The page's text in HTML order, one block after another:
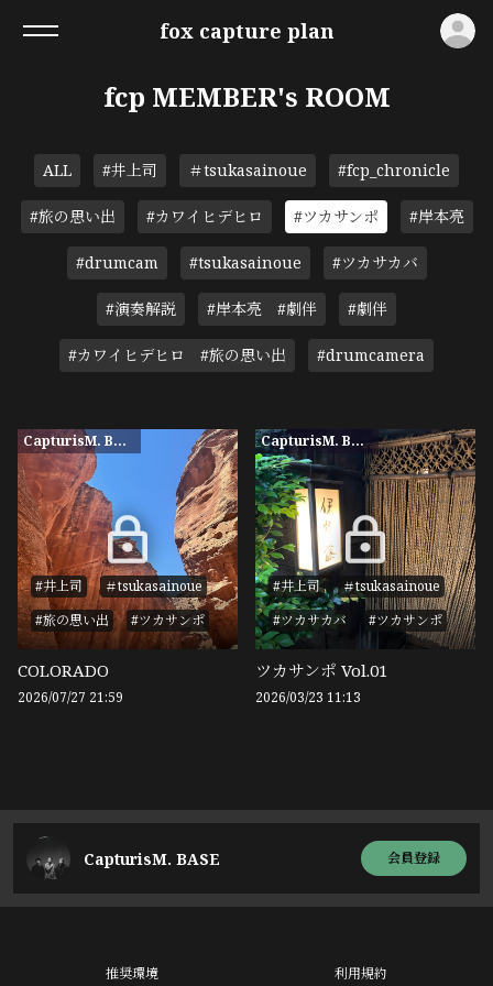
fox capture plan
fcp MEMBER's ROOM
ALL #井上司 ＃tsukasainoue #fcp_chronicle
#旅の思い出 #カワイヒデヒロ #ツカサンポ #岸本亮
#drumcam #tsukasainoue #ツカサカバ
#演奏解説 #岸本亮 #劇伴 #劇伴
#カワイヒデヒロ #旅の思い出 #drumcamera
CapturisM. BASE限定
#井上司
＃tsukasainoue
#旅の思い出
#ツカサンポ
COLORADO
2026/07/27 21:59
CapturisM. BASE限定
#井上司
＃tsukasainoue
#ツカサカバ
#ツカサンポ
ツカサンポ Vol.01
2026/03/23 11:13
CapturisM. BASE 会員登録
推奨環境 利用規約